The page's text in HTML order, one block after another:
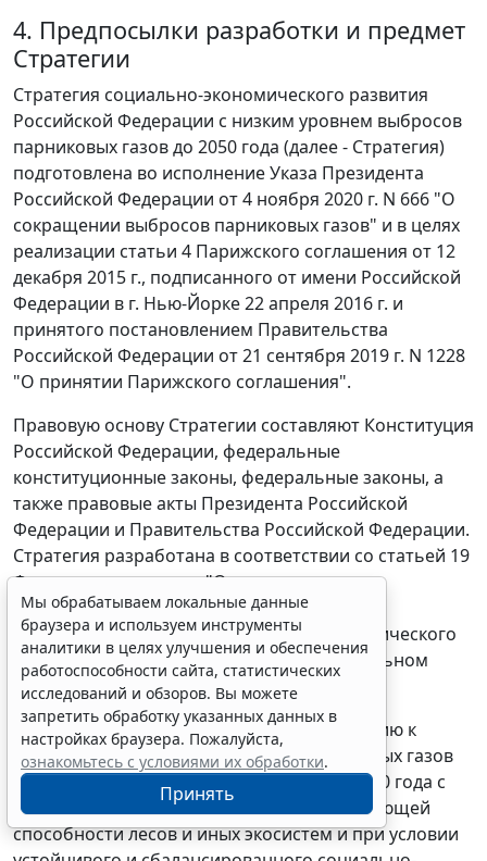
4. Предпосылки разработки и предмет
Стратегии
Стратегия социально-экономического развития
Российской Федерации с низким уровнем выбросов
парниковых газов до 2050 года (далее - Стратегия)
подготовлена во исполнение Указа Президента
Российской Федерации от 4 ноября 2020 г. N 666 "О
сокращении выбросов парниковых газов" и в целях
реализации статьи 4 Парижского соглашения от 12
декабря 2015 г., подписанного от имени Российской
Федерации в г. Нью-Йорке 22 апреля 2016 г. и
принятого постановлением Правительства
Российской Федерации от 21 сентября 2019 г. N 1228
"О принятии Парижского соглашения".
Правовую основу Стратегии составляют Конституция
Российской Федерации, федеральные
конституционные законы, федеральные законы, а
также правовые акты Президента Российской
Федерации и Правительства Российской Федерации.
Стратегия разработана в соответствии со статьей 19
Федерального закона "О стратегическом
планировании в Российской Федерации" и
учитывает положения документов стратегического
планирования, разработанных на федеральном
уровне.
Стратегия определяет меры по обеспечению к
2030 году сокращения выбросов парниковых газов
до 70 процентов относительно уровня 1990 года с
учетом максимально возможной поглощающей
способности лесов и иных экосистем и при условии
Мы обрабатываем локальные данные
браузера и используем инструменты
аналитики в целях улучшения и обеспечения
работоспособности сайта, статистических
исследований и обзоров. Вы можете
запретить обработку указанных данных в
настройках браузера. Пожалуйста,
ознакомьтесь с условиями их обработки.
Принять